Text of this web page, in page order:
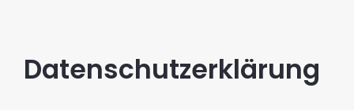
Datenschutzerklärung